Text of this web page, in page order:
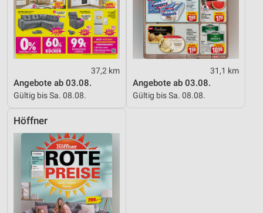
37,2 km
Angebote ab 03.08.
Gültig bis Sa. 08.08.
31,1 km
Angebote ab 03.08.
Gültig bis Sa. 08.08.
Höffner